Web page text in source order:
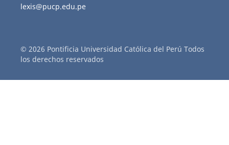
lexis@pucp.edu.pe
© 2026 Pontificia Universidad Católica del Perú Todos
los derechos reservados